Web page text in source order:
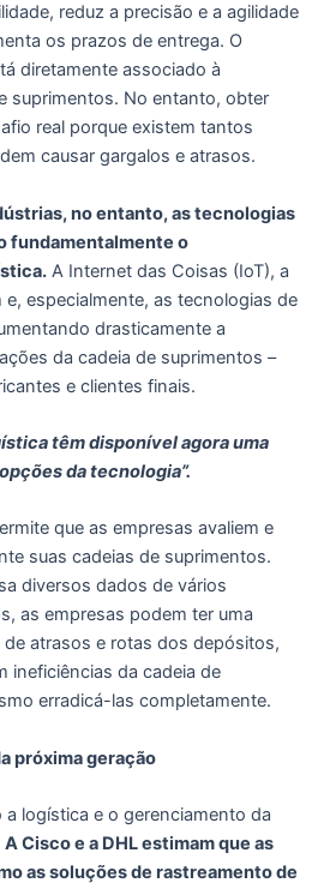
reduz a precisão e a agilidade
os prazos de entrega. O
diretamente associado à
suprimentos. No entanto, obter
real porque existem tantos
causar gargalos e atrasos.
no entanto, as tecnologias
fundamentalmente o
A Internet das Coisas (IoT), a
especialmente, as tecnologias de
drasticamente a
da cadeia de suprimentos –
e clientes finais.
têm disponível agora uma
da tecnologia”.
que as empresas avaliem e
suas cadeias de suprimentos.
diversos dados de vários
as empresas podem ter uma
atrasos e rotas dos depósitos,
ineficiências da cadeia de
erradicá-las completamente.
próxima geração
logística e o gerenciamento da
A Cisco e a DHL estimam que as
as soluções de rastreamento de